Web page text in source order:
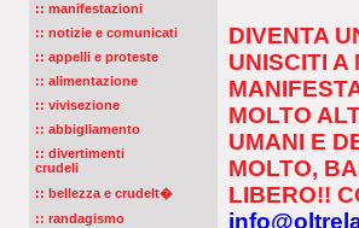
:: manifestazioni
:: notizie e comunicati
:: appelli e proteste
:: alimentazione
:: vivisezione
:: abbigliamento
:: divertimenti
crudeli
:: bellezza e crudelt�
:: randagismo
DIVENTA
UNISCITI A
MOLTO
UMANI E
MOLTO,
LIBERO!!